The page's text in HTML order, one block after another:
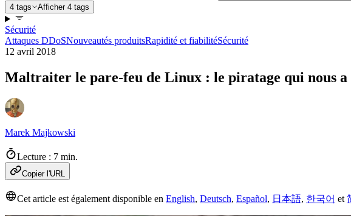
4 tags
Afficher 4 tags
Sécurité
Attaques DDoSNouveautés produitsRapidité et fiabilitéSécurité
12 avril 2018
Maltraiter le pare-feu de Linux : le piratage qui nous
Marek Majkowski
Lecture : 7 min.
Copier l'URL
Cet article est également disponible en English, Deutsch, Español, 日本語, 한국어 et